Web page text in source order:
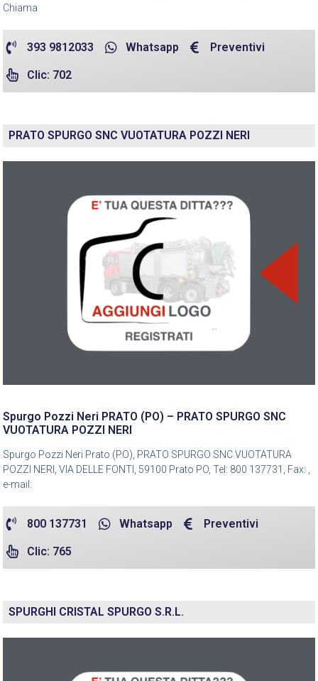
Chiama
393 9812033 Whatsapp Preventivi
Clic: 702
PRATO SPURGO SNC VUOTATURA POZZI NERI
Spurgo Pozzi Neri PRATO (PO) – PRATO SPURGO SNC
VUOTATURA POZZI NERI
Spurgo Pozzi Neri Prato (PO), PRATO SPURGO SNC VUOTATURA
POZZI NERI, VIA DELLE FONTI, 59100 Prato PO, Tel: 800 137731, Fax: ,
e-mail:
800 137731 Whatsapp Preventivi
Clic: 765
SPURGHI CRISTAL SPURGO S.R.L.